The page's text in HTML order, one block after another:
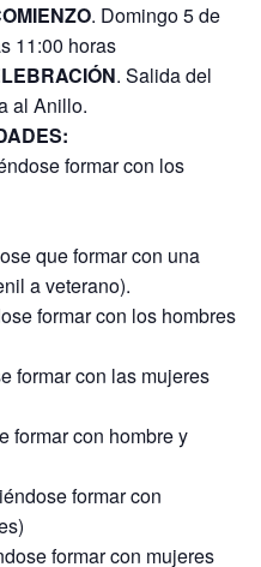
. Domingo 5 de
11:00 horas
. Salida del
al Anillo.
formar con los
que formar con una
a veterano).
formar con los hombres
formar con las mujeres
formar con hombre y
formar con
formar con mujeres